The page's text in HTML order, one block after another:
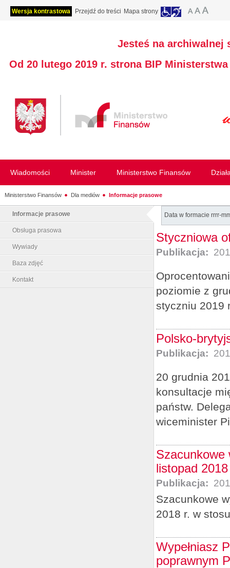
Wersja kontrastowa Przejdź do treści Mapa strony
Jesteś na archiwalnej
Od 20 lutego 2019 r. strona BIP
Wiadomości Minister Ministerstwo Finansów
Ministerstwo Finansów Dla mediów Informacje prasowe
Informacje prasowe
Obsługa prasowa
Wywiady
Baza zdjęć
Kontakt
Data w formacie rrrr-
Styczniowa
Publikacja:
poziomie z
styczniu 2019
Polsko-
Publikacja:
20 grudnia
konsultacje
państw.
wiceminister
Szacunkowe
listopad
Publikacja:
Szacunkowe
2018 r. w
Wypełniasz
poprawnym